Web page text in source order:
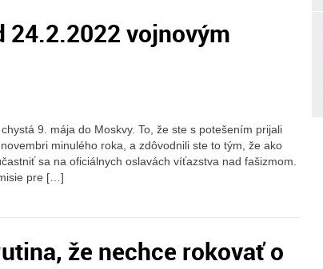
24.2.2022 vojnovým
9. mája do Moskvy. To, že ste s potešením prijali
minulého roka, a zdôvodnili ste to tým, že ako
sa na oficiálnych oslavách víťazstva nad fašizmom.
pre […]
že nechce rokovať o